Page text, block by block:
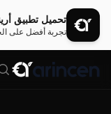
تحميل تطبيق
تجربة أفضل على